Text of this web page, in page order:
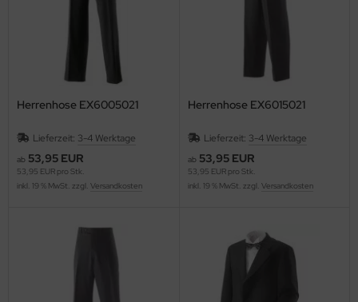
Herrenhose EX6005021
Lieferzeit: 3-4 Werktage
ab 53,95 EUR
53,95 EUR pro Stk.
inkl. 19 % MwSt. zzgl. Versandkosten
Herrenhose EX6015021
Lieferzeit: 3-4 Werktage
ab 53,95 EUR
53,95 EUR pro Stk.
inkl. 19 % MwSt. zzgl. Versandkosten